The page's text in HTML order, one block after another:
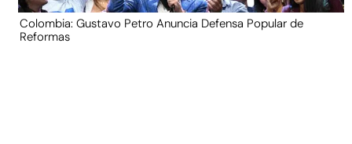
Colombia: Gustavo Petro Anuncia Defensa Popular de
Reformas